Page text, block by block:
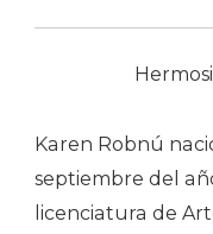
Karen Robnú
septiembre del
licenciatura de